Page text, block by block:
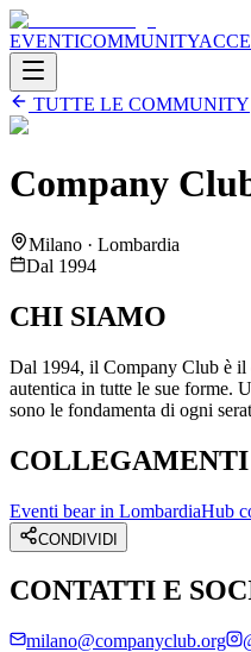
EVENTICOMMUNITY
TUTTE LE COMMUNITY
Company
Milano · Lombardia
Dal 1994
CHI SIAMO
Dal 1994, il Company Club è il
autentica in tutte le sue forme.
sono le fondamenta di ogni
Eventi bear in LombardiaHub
CONDIVIDI
CONTATTI E
milano@companyclub.org